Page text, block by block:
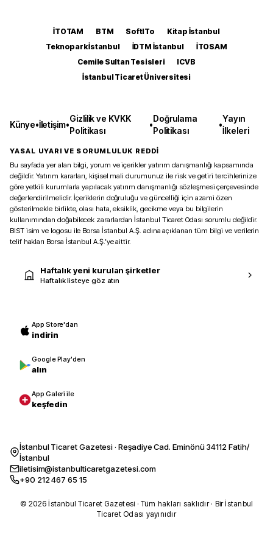
İTOTAM BTM SoftITo
Kitap İstanbul
Teknopark İstanbul
İDTM İstanbul
İTOSAM
Cemile Sultan Tesisleri
ICVB
İstanbul Ticaret Üniversitesi
Künye•İletişim•
Gizlilik ve KVKK
Politikası
•
Doğrulama
Politikası
•
Yayın
İlkeleri
YASAL UYARI VE SORUMLULUK REDDİ
Bu sayfada yer alan bilgi, yorum ve içerikler yatırım danışmanlığı kapsamında
değildir. Yatırım kararları, kişisel mali durumunuz ile risk ve getiri tercihlerinize
göre yetkili kurumlarla yapılacak yatırım danışmanlığı sözleşmesi çerçevesinde
değerlendirilmelidir. İçeriklerin doğruluğu ve güncelliği için azami özen
gösterilmekle birlikte, olası hata, eksiklik, gecikme veya bu bilgilerin
kullanımından doğabilecek zararlardan İstanbul Ticaret Odası sorumlu değildir.
BIST isim ve logosu ile Borsa İstanbul A.Ş. adına açıklanan tüm bilgi ve verilerin
telif hakları Borsa İstanbul A.Ş.’ye aittir.
Haftalık yeni kurulan şirketler
Haftalık listeye göz atın
App Store'dan
indirin
Google Play'den
alın
App Galeri ile
keşfedin
İstanbul Ticaret Gazetesi · Reşadiye Cad. Eminönü 34112 Fatih/
İstanbul
iletisim@istanbulticaretgazetesi.com
+90 212 467 65 15
© 2026 İstanbul Ticaret Gazetesi · Tüm hakları saklıdır · Bir İstanbul
Ticaret Odası yayınıdır